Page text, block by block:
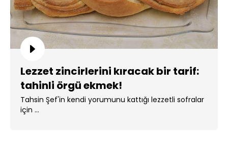
Lezzet zincirlerini kıracak bir tarif:
tahinli örgü ekmek!
Tahsin Şef'in kendi yorumunu kattığı lezzetli sofralar
için ...